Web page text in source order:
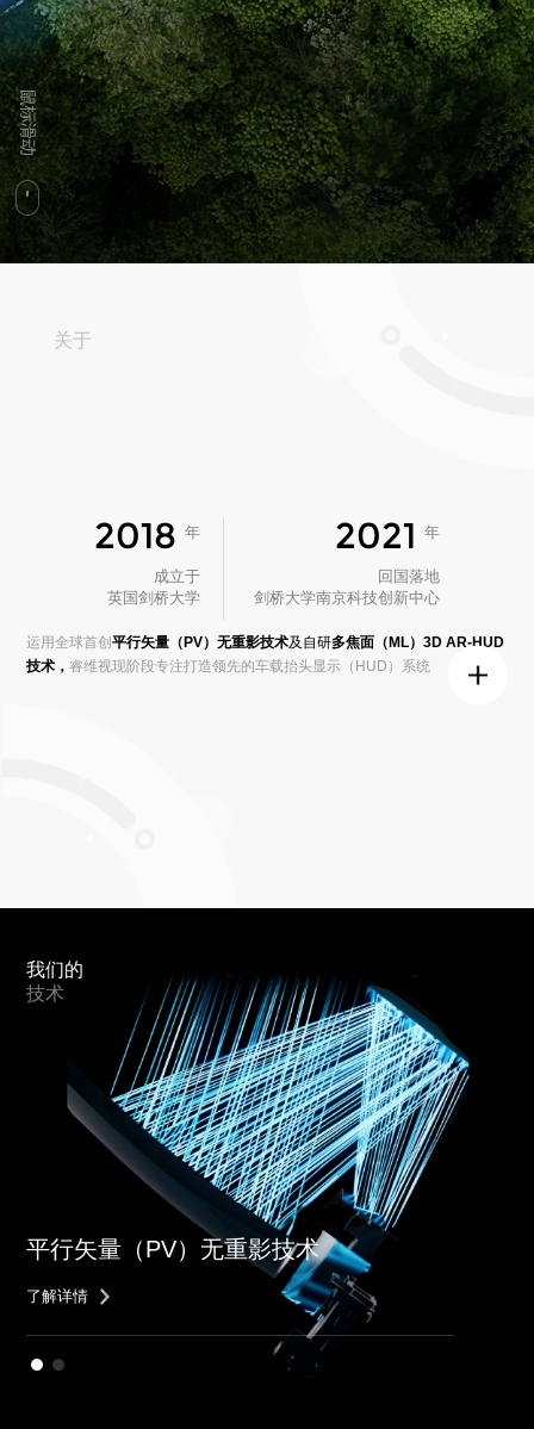
关于
2018 年
成立于
英国剑桥大学
2021 年
回国落地
剑桥大学南京科技创新中心
运用全球首创平行矢量（PV）无重影技术及自研多焦面（ML）3D AR-HUD
技术，睿维视现阶段专注打造领先的车载抬头显示（HUD） 系统
我们的
技术
平行矢量（PV）无重影技术
了解详情